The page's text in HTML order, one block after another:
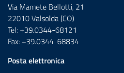
Via Mamete Bellotti, 21
22010 Valsolda (CO)
Tel: +39.0344-68121
Fax: +39.0344-68834
Posta elettronica